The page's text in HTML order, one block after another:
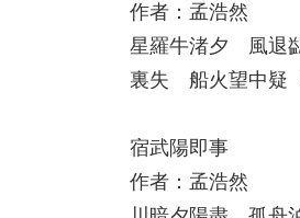
作者：孟浩然
星羅牛渚夕 風退
裏失 船火望中疑
宿武陽即事
作者：孟浩然